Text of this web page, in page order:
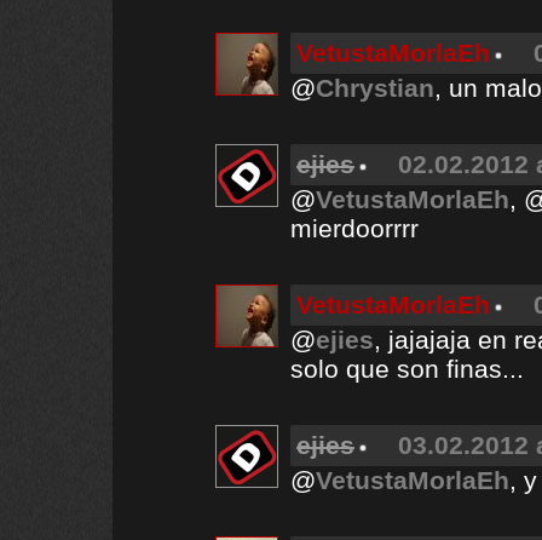
VetustaMorlaEh
@Chrystian, un
ejies
02.02.2012
@VetustaMorlaEh,
mierdoorrrr
VetustaMorlaEh
@ejies, jajajaja en
solo que son finas...
ejies
03.02.2012
@VetustaMorlaEh,